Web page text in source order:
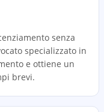
senza
specializzato in
e ottiene un
brevi.